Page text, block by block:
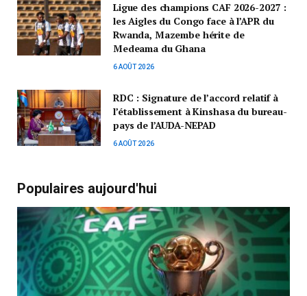
Ligue des champions CAF 2026-2027 :
les Aigles du Congo face à l’APR du
Rwanda, Mazembe hérite de
Medeama du Ghana
6 AOÛT 2026
RDC : Signature de l’accord relatif à
l’établissement à Kinshasa du bureau-
pays de l’AUDA-NEPAD
6 AOÛT 2026
Populaires aujourd'hui